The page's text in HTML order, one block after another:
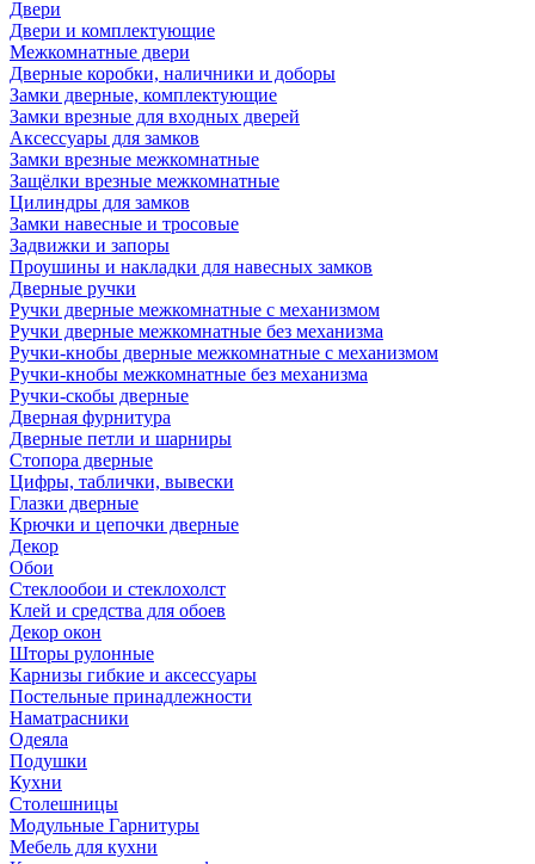
Двери
Двери и комплектующие
Межкомнатные двери
Дверные коробки, наличники и доборы
Замки дверные, комплектующие
Замки врезные для входных дверей
Аксессуары для замков
Замки врезные межкомнатные
Защёлки врезные межкомнатные
Цилиндры для замков
Замки навесные и тросовые
Задвижки и запоры
Проушины и накладки для навесных замков
Дверные ручки
Ручки дверные межкомнатные с механизмом
Ручки дверные межкомнатные без механизма
Ручки-кнобы дверные межкомнатные с механизмом
Ручки-кнобы межкомнатные без механизма
Ручки-скобы дверные
Дверная фурнитура
Дверные петли и шарниры
Стопора дверные
Цифры, таблички, вывески
Глазки дверные
Крючки и цепочки дверные
Декор
Обои
Стеклообои и стеклохолст
Клей и средства для обоев
Декор окон
Шторы рулонные
Карнизы гибкие и аксессуары
Постельные принадлежности
Наматрасники
Одеяла
Подушки
Кухни
Столешницы
Модульные Гарнитуры
Мебель для кухни